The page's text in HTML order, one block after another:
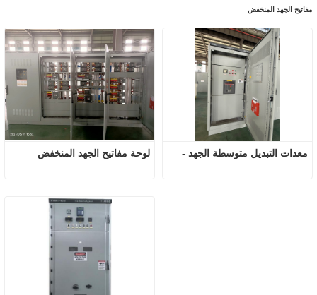
مفاتيح الجهد المنخفض
لوحة مفاتيح الجهد المنخفض معدات التبديل متوسطة الجهد -